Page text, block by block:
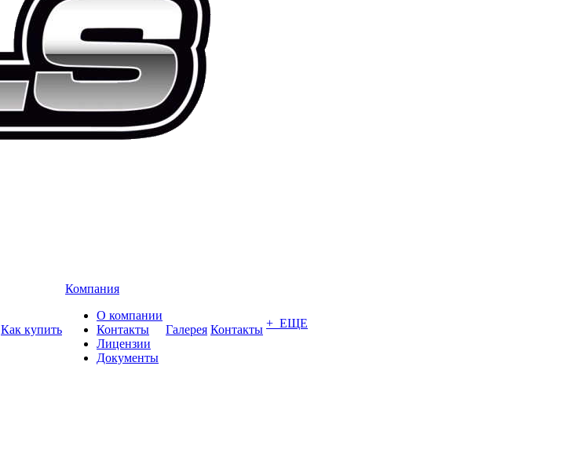
Как купить
Компания
О компании
Контакты
Лицензии
Документы
Галерея Контакты + ЕЩЕ